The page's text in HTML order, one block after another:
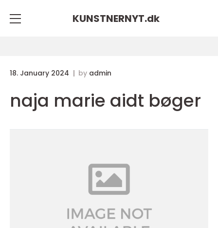
KUNSTNERNYT.dk
18. January 2024 by admin
naja marie aidt bøger